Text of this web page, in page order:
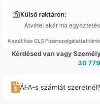
Külső raktáron:
Átvétel akár ma
A szállítás GLS Futárszolgálattal
Kérdésed van vagy
30
ÁFA-s számlát szeretnél?